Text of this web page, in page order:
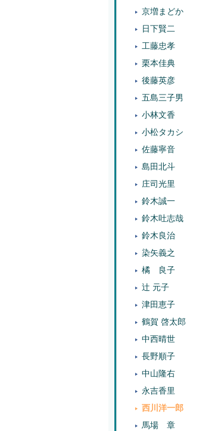
京増まどか
日下賢二
工藤忠孝
栗本佳典
後藤英彦
五島三子男
小林文香
小松タカシ
佐藤寧音
島田北斗
庄司光里
鈴木誠一
鈴木吐志哉
鈴木良治
染矢義之
橘 良子
辻 元子
津田恵子
鶴賀 啓太郎
中西晴世
長野順子
中山隆右
永吉香里
西川洋一郎
馬場 章